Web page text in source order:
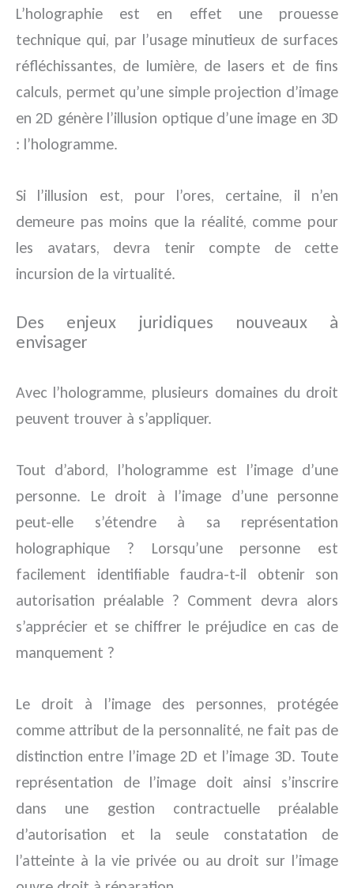
L’holographie est en effet une prouesse
technique qui, par l’usage minutieux de surfaces
réfléchissantes, de lumière, de lasers et de fins
calculs, permet qu’une simple projection d’image
en 2D génère l’illusion optique d’une image en 3D
: l’hologramme.
Si l’illusion est, pour l’ores, certaine, il n’en
demeure pas moins que la réalité, comme pour
les avatars, devra tenir compte de cette
incursion de la virtualité.
Des enjeux juridiques nouveaux à
envisager
Avec l’hologramme, plusieurs domaines du droit
peuvent trouver à s’appliquer.
Tout d’abord, l’hologramme est l’image d’une
personne. Le droit à l’image d’une personne
peut-elle s’étendre à sa représentation
holographique ? Lorsqu’une personne est
facilement identifiable faudra-t-il obtenir son
autorisation préalable ? Comment devra alors
s’apprécier et se chiffrer le préjudice en cas de
manquement ?
Le droit à l’image des personnes, protégée
comme attribut de la personnalité, ne fait pas de
distinction entre l’image 2D et l’image 3D. Toute
représentation de l’image doit ainsi s’inscrire
dans une gestion contractuelle préalable
d’autorisation et la seule constatation de
l’atteinte à la vie privée ou au droit sur l’image